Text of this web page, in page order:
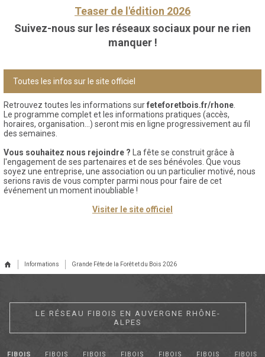
Teaser de l'édition 2026
Suivez-nous sur les réseaux sociaux pour ne rien
manquer !
Toutes les infos sur le site officiel
Retrouvez toutes les informations surfeteforetbois.fr/rhone
Le programme complet et les informations pratiques (accès,
horaires, organisation…) seront mis en ligne progressivement au fil
des semaines.
Vous souhaitez nous rejoindre ? La fête se construit grâce à
l'engagement de ses partenaires et de ses bénévoles. Que vous
soyez une entreprise, une association ou un particulier motivé, nous
serions ravis de vous compter parmi nous pour faire de cet
événement un moment inoubliable !
Visiter le site officiel
Informations Grande Fête de la Forêt et du Bois 2026
LE RÉSEAU FIBOIS EN AUVERGNE RHÔNE-
ALPES
FIBOIS FIBOIS FIBOIS FIBOIS FIBOIS FIBOIS FIBOIS